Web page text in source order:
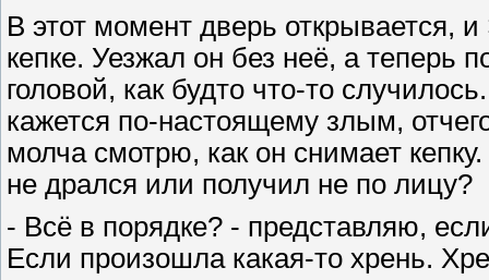
В этот момент дверь открывается,
кепке. Уезжал он без неё, а теперь
головой, как будто что-то
кажется по-настоящему злым,
молча смотрю, как он снимает
не дрался или получил не по лицу?
- Всё в порядке? - представляю,
Если произошла какая-то хрень.